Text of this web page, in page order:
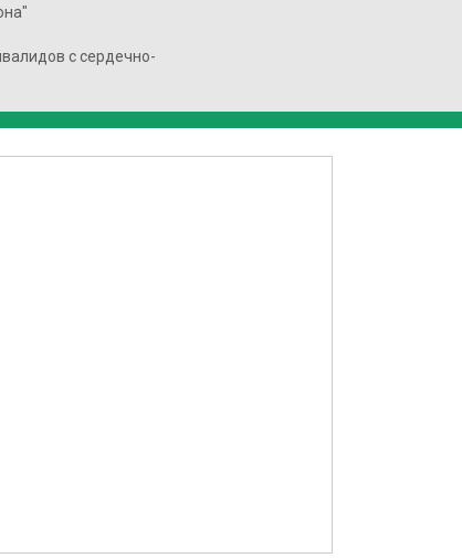
с сердечно-